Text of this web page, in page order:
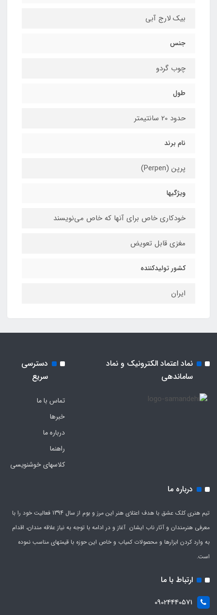
بیک لارج آبی
جنس
چوب گردو
طول
حدود 20 سانتیمتر
نام برند
پرپن (Perpen)
ویژگیها
خودکاری خاص برای آنها که خاص می‌نویسند
مغزی قابل تعویض
کشور تولیدکننده
ایران
نماد اعتماد الکترونیک و نماد
ساماندهی
دسترسی
سریع
تماس با ما
خبرها
درباره ما
راهنما
کلاسهای خوشنویسی
درباره ما
تیم هنری کلک عشق با هدف اعتلای هنر این مرز و بوم از سال 1394 فعالیت خود را با
معرفی هنرمندان و آثار ناب ایشان آغاز و در ادامه با توجه به نیاز علاقه مندان، اقدام
به وارد کردن ابزارها و محصولات کمیاب و خاص این حوزه با قیمتهای مناسب نموده
است.
ارتباط با ما
09024440571